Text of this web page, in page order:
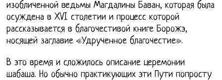
изобличенной ведьмы Магдалины Баван, которая была
осуждена в XVI столетии и процесс которой
рассказывается в благочестивой книге Борожэ,
носящей заглавие «Удрученное благочестие».
В это время и сложилось описание церемонии
шабаша. Но обычно практикующих эти Пути попросту